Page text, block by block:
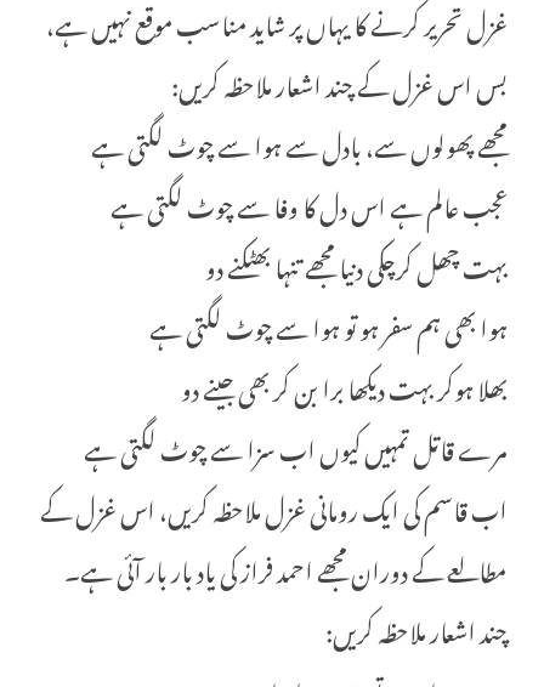
غزل تحریر کرنے کا یہاں پر شاید مناسب موقع نہیں ہے،
بس اس غزل کے چند اشعار ملاحظہ کریں:
مجھے پھولوں سے، بادل سے ہوا سے چوٹ لگتی ہے
عجب عالم ہے اس دل کا وفا سے چوٹ لگتی ہے
بہت چھل کرچکی دنیا مجھے تنہا بھٹکنے دو
ہوا بھی ہم سفر ہو تو ہوا سے چوٹ لگتی ہے
بھلا ہوکر بہت دیکھا برا بن کر بھی جینے دو
مرے قاتل تمہیں کیوں اب سزا سے چوٹ لگتی ہے
اب قاسم کی ایک رومانی غزل ملاحظہ کریں، اس غزل کے
مطالعے کے دوران مجھے احمد فراز کی یاد بار بار آئی ہے۔
چند اشعار ملاحظہ کریں: